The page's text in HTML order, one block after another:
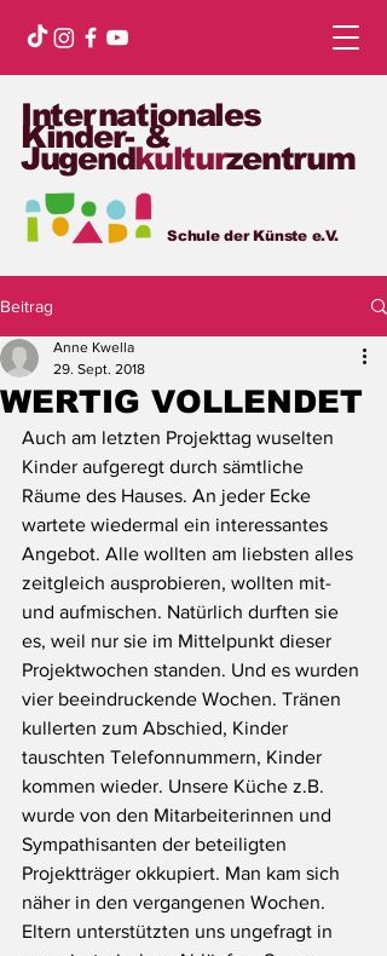
Internationales
Kinder- &
Jugendkulturzentrum
Schule der Künste e.V.
Beitrag
WERTIG VOLLENDET
Anne Kwella
29. Sept. 2018
Auch am letzten Projekttag wuselten
Kinder aufgeregt durch sämtliche
Räume des Hauses. An jeder Ecke
wartete wiedermal ein interessantes
Angebot. Alle wollten am liebsten alles
zeitgleich ausprobieren, wollten mit-
und aufmischen. Natürlich durften sie
es, weil nur sie im Mittelpunkt dieser
Projektwochen standen. Und es wurden
vier beeindruckende Wochen. Tränen
kullerten zum Abschied, Kinder
tauschten Telefonnummern, Kinder
kommen wieder. Unsere Küche z.B.
wurde von den Mitarbeiterinnen und
Sympathisanten der beteiligten
Projektträger okkupiert. Man kam sich
näher in den vergangenen Wochen.
Eltern unterstützten uns ungefragt in